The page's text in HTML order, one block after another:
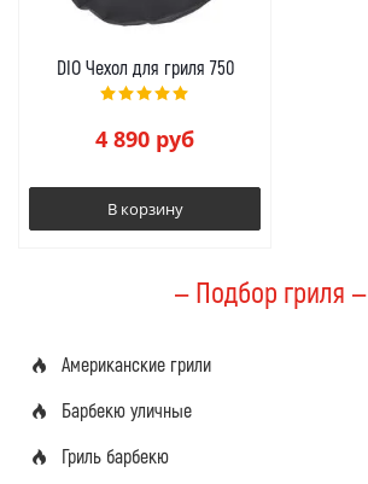
DIO Чехол для гриля 750
4 890 руб
В корзину
— Подбор гриля —
Американские грили
Барбекю уличные
Гриль барбекю